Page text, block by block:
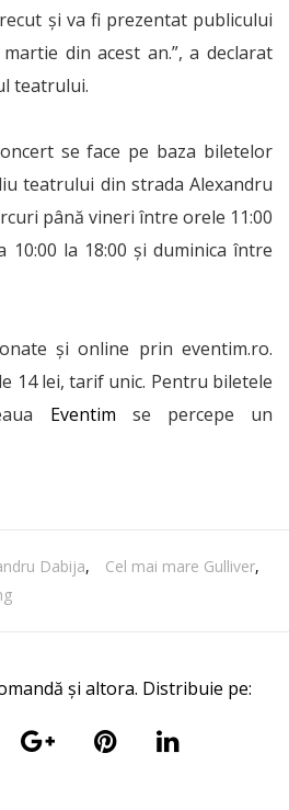
și va fi prezentat publicului
din acest an.”, a declarat
teatrului.
se face pe baza biletelor
teatrului din strada Alexandru
până vineri între orele 11:00
10:00 la 18:00 și duminica între
și online prin eventim.ro.
14 lei, tarif unic. Pentru biletele
Eventim se percepe un
Dabija, Cel mai mare Gulliver,
și altora. Distribuie pe: